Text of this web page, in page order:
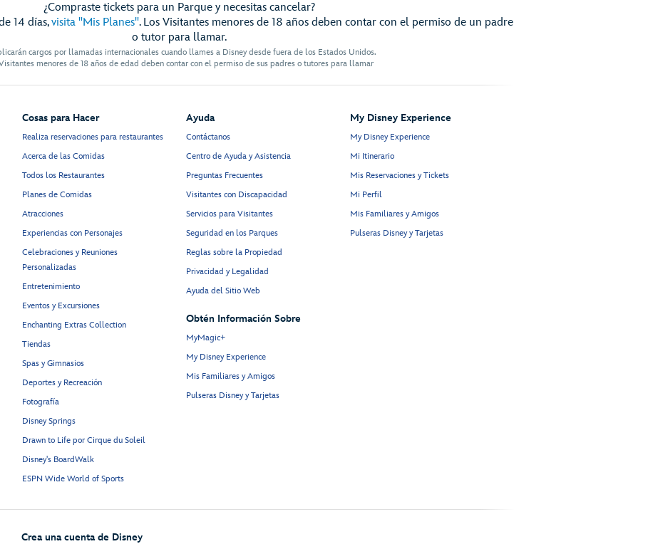
¿Compraste tickets para un Parque y necesitas cancelar?
14 días,visita "Mis Planes". Los Visitantes menores de 18 años deben contar con el permiso de un padre
o tutor para llamar.
cargos por llamadas internacionales cuando llames a Disney desde fuera de los Estados Unidos.
menores de 18 años de edad deben contar con el permiso de sus padres o tutores para llamar
Cosas para Hacer
Realiza reservaciones para restaurantes
Acerca de las Comidas
Todos los Restaurantes
Planes de Comidas
Atracciones
Experiencias con Personajes
Celebraciones y Reuniones
Personalizadas
Entretenimiento
Eventos y Excursiones
Enchanting Extras Collection
Tiendas
Spas y Gimnasios
Deportes y Recreación
Fotografía
Disney Springs
Drawn to Life por Cirque du Soleil
Disney's BoardWalk
ESPN Wide World of Sports
Ayuda
Contáctanos
Centro de Ayuda y Asistencia
Preguntas Frecuentes
Visitantes con Discapacidad
Servicios para Visitantes
Seguridad en los Parques
Reglas sobre la Propiedad
Privacidad y Legalidad
Ayuda del Sitio Web
Obtén Información Sobre
MyMagic+
My Disney Experience
Mis Familiares y Amigos
Pulseras Disney y Tarjetas
My Disney Experience
My Disney Experience
Mi Itinerario
Mis Reservaciones y Tickets
Mi Perfil
Mis Familiares y Amigos
Pulseras Disney y Tarjetas
Crea una cuenta de Disney